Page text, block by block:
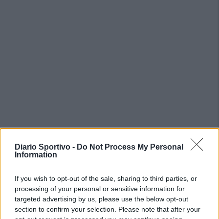
Diario Sportivo - Do Not Process My Personal
Information
If you wish to opt-out of the sale, sharing to third parties, or
processing of your personal or sensitive information for
targeted advertising by us, please use the below opt-out
section to confirm your selection. Please note that after your
PIÙ LETTI OGGI
Amichevole Ossese: 3-1 al Cagliari Primavera,
doppietta di Tapparello
8 Ago 2026